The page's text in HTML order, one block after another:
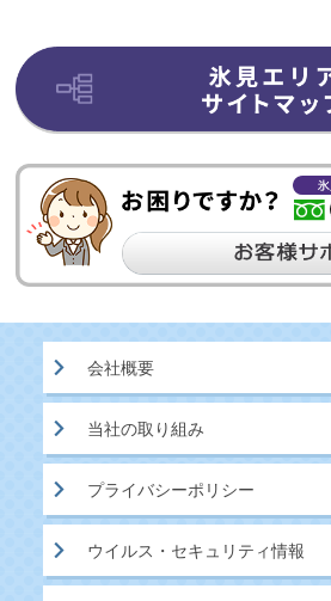
会社概要
当社の取り組み
プライバシーポリシー
ウイルス・セキュリティ情報